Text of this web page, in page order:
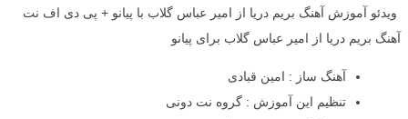
ویدئو آموزش آهنگ بریم دریا از امیر عباس گلاب با پیانو + پی دی اف نت
آهنگ بریم دریا از امیر عباس گلاب برای پیانو
آهنگ ساز : امین قبادی
تنظیم این آموزش : گروه نت دونی